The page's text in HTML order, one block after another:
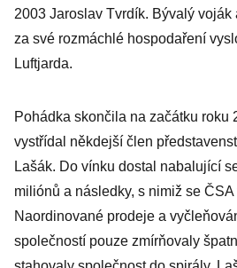
2003 Jaroslav Tvrdík. Bývalý voják
za své rozmáchlé hospodaření
Luftjarda.
Pohádka skončila na začátku roku
vystřídal někdejší člen
Lašák. Do vínku dostal nabalující
miliónů a následky, s nimiž se
Naordinované prodeje a
společností pouze zmírňovaly